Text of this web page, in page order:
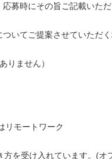
募時にその旨ご記載いた
いてご提案させていただ
りません）
リモートワーク
を受け入れています。(オ